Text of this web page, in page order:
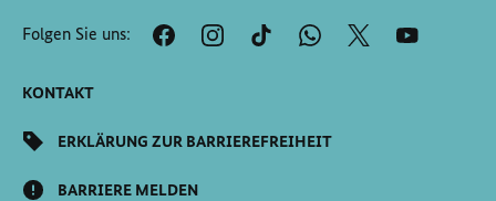
der
Seite
Folgen Sie uns:
KONTAKT
ERKLÄRUNG ZUR BARRIEREFREIHEIT
BARRIERE MELDEN